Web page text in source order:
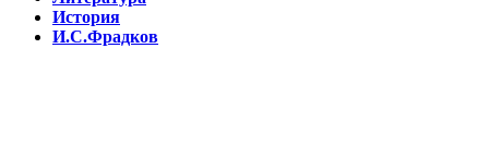
История
И.С.Фрадков